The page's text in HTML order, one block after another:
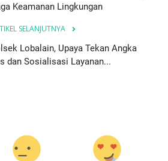
Keamanan Lingkungan
SELANJUTNYA
Lobalain, Upaya Tekan Angka
dan Sosialisasi Layanan...